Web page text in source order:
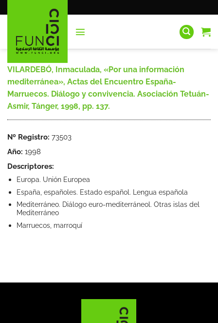
al
VILARDEBÓ, Inmaculada, «Por una información
mediterránea», Actas del Encuentro España-
Marruecos. Diálogo y convivencia. Asociación Tetuán-
Asmir, Tánger, 1998, pp. 137.
Nº Registro: 73503
Año: 1998
Descriptores:
Europa. Unión Europea
España, españoles. Estado español. Lengua española
Mediterráneo. Diálogo euro-mediterráneol. Otras islas del
Mediterráneo
Marruecos, marroquí